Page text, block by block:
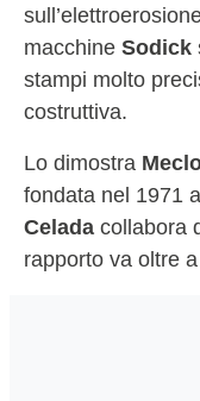
macchine Sodick
stampi molto
costruttiva.
Lo dimostra
fondata nel 1971
Celada collabora
rapporto va oltre